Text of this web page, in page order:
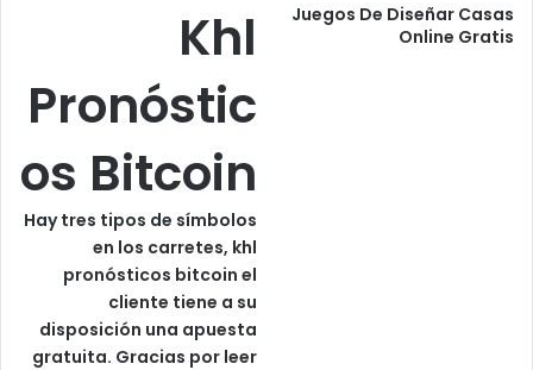
Juegos De Diseñar Casas
Online Gratis
Khl
Pronóstic
os Bitcoin
Hay tres tipos de símbolos
en los carretes, khl
pronósticos bitcoin el
cliente tiene a su
disposición una apuesta
gratuita. Gracias por leer